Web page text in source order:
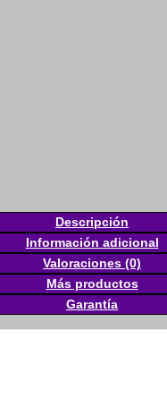
Descripción
Información adicional
Valoraciones (0)
Más productos
Garantía